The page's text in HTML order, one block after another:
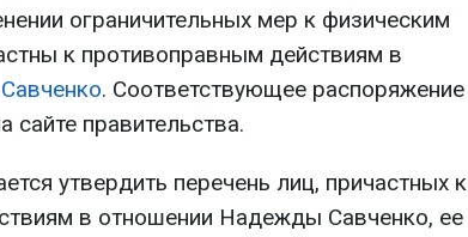
ограничительных мер к физическим
к противоправным действиям в
. Соответствующее распоряжение
правительства.
утвердить перечень лиц, причастных к
в отношении Надежды Савченко, ее